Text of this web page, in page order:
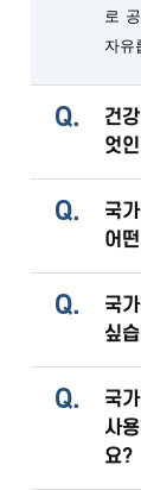
로
자유
Q.
건
엇
Q.
국
어
Q.
국
싶
Q.
국
사
요?